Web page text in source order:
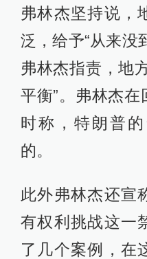
弗林杰坚持说，
泛，给予“从来没
弗林杰指责，地
平衡”。弗林杰
时称，特朗普
的。
此外弗林杰还宣
有权利挑战这一
了几个案例，在